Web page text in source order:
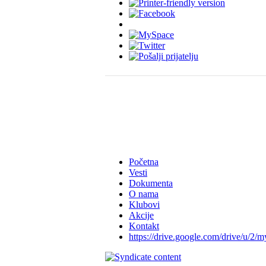
Početna
Vesti
Dokumenta
O nama
Klubovi
Akcije
Kontakt
https://drive.google.com/drive/u/2/